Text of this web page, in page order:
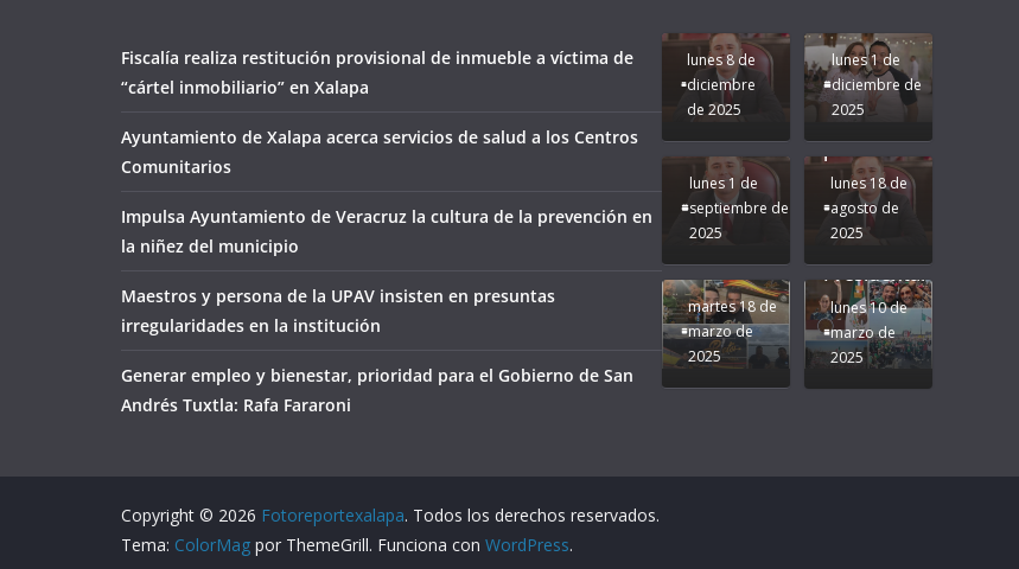
Fiscalía realiza restitución provisional de inmueble a víctima de
“cártel inmobiliario” en Xalapa
Ayuntamiento de Xalapa acerca servicios de salud a los Centros
Comunitarios
Impulsa Ayuntamiento de Veracruz la cultura de la prevención en
la niñez del municipio
Maestros y persona de la UPAV insisten en presuntas
irregularidades en la institución
Generar empleo y bienestar, prioridad para el Gobierno de San
Andrés Tuxtla: Rafa Fararoni
lunes 8 de
diciembre
de 2025
lunes 1 de
diciembre de
2025
Seguimos la
Ruta que
Marca
Nuestra
Rocío Nahle.
lunes 1 de
septiembre de
2025
de moda;
San
Andrés
Tuxtla
presente.
lunes 18 de
agosto de
2025
Difamación
martes 18 de
marzo de
2025
Presidenta!
lunes 10 de
marzo de
2025
Copyright © 2026 Fotoreportexalapa. Todos los derechos reservados.
Tema: ColorMag por ThemeGrill. Funciona con WordPress.